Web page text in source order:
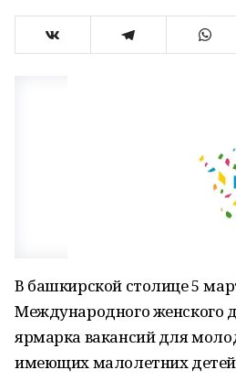
В башкирской столице 5
Международного женского
ярмарка вакансий для
имеющих малолетних